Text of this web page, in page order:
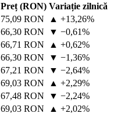
Preț (RON) Variație zilnică
75,09 RON
▲ +13,26%
66,30 RON
▼ −0,61%
66,71 RON
▲ +0,62%
66,30 RON
▼ −1,36%
67,21 RON
▼ −2,64%
69,03 RON
▲ +2,29%
67,48 RON
▼ −2,24%
69,03 RON
▲ +2,02%